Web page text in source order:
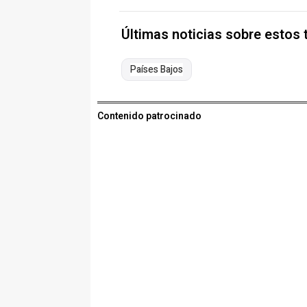
Últimas noticias sobre estos
Países Bajos
Contenido patrocinado